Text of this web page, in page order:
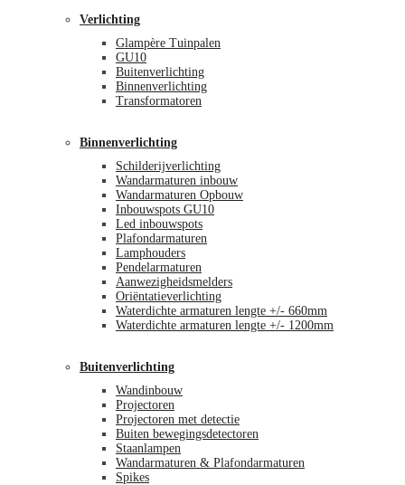
Verlichting
Glampère Tuinpalen
GU10
Buitenverlichting
Binnenverlichting
Transformatoren
Binnenverlichting
Schilderijverlichting
Wandarmaturen inbouw
Wandarmaturen Opbouw
Inbouwspots GU10
Led inbouwspots
Plafondarmaturen
Lamphouders
Pendelarmaturen
Aanwezigheidsmelders
Oriëntatieverlichting
Waterdichte armaturen lengte +/- 660mm
Waterdichte armaturen lengte +/- 1200mm
Buitenverlichting
Wandinbouw
Projectoren
Projectoren met detectie
Buiten bewegingsdetectoren
Staanlampen
Wandarmaturen & Plafondarmaturen
Spikes